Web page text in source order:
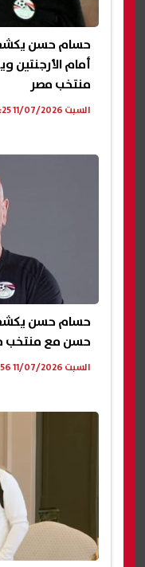
حسام حسن يكشف
أمام الأرجنتين
منتخب مصر
السبت 11/07/2026 11:25 م
حسام حسن
حسن مع منتخب
السبت 11/07/2026 10:56 م